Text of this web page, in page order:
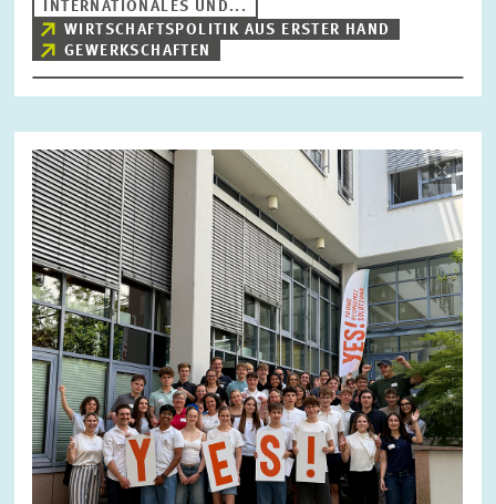
INTERNATIONALES UND...
WIRTSCHAFTSPOLITIK AUS ERSTER HAND
GEWERKSCHAFTEN
Bild
öffnet
in
vergrößerter
Ansicht